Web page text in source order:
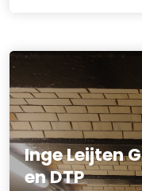
Inge Leijten
en DTP